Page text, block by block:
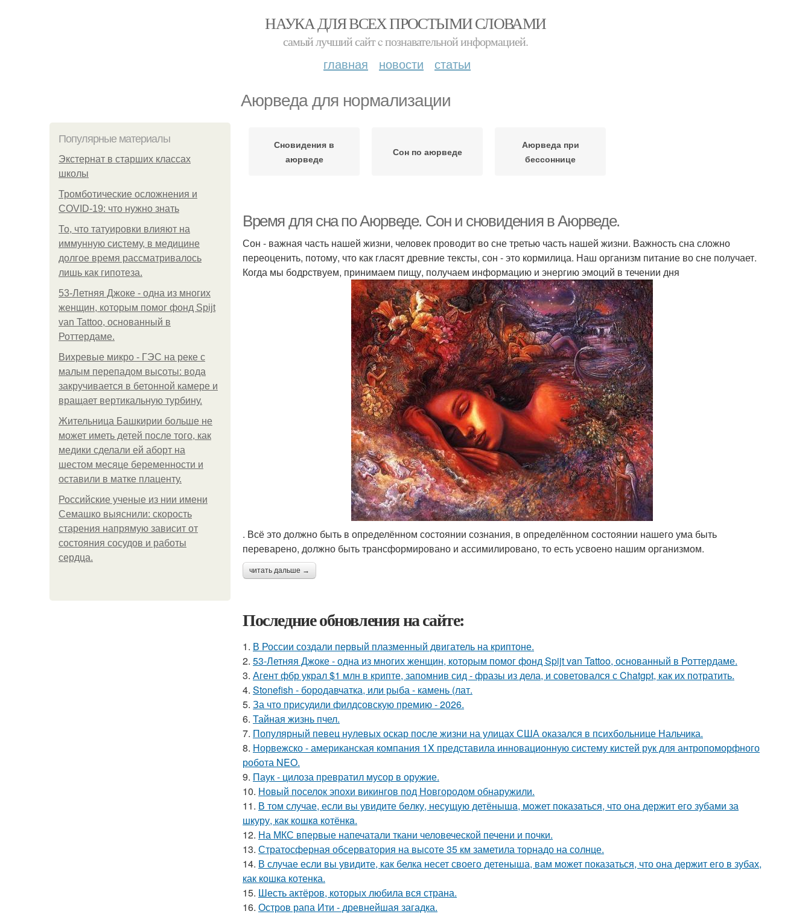
НАУКА ДЛЯ ВСЕХ ПРОСТЫМИ СЛОВАМИ
самый лучший сайт c познавательной информацией.
главная новости статьи
Аюрведа для нормализации
Популярные материалы
Экстернат в старших классах
школы
Тромботические осложнения и
COVID-19: что нужно знать
То, что татуировки влияют на
иммунную систему, в медицине
долгое время рассматривалось
лишь как гипотеза.
53-Летняя Джоке - одна из многих
женщин, которым помог фонд Spijt
van Tattoo, основанный в
Роттердаме.
Вихревые микро - ГЭС на реке с
малым перепадом высоты: вода
закручивается в бетонной камере и
вращает вертикальную турбину.
Жительница Башкирии больше не
может иметь детей после того, как
медики сделали ей аборт на
шестом месяце беременности и
оставили в матке плаценту.
Российские ученые из нии имени
Семашко выяснили: скорость
старения напрямую зависит от
состояния сосудов и работы
сердца.
Сновидения в
аюрведе
Сон по аюрведе
Аюрведа при
бессоннице
Время для сна по Аюрведе. Сон и сновидения в Аюрведе.
Сон - важная часть нашей жизни, человек проводит во сне третью часть нашей жизни. Важность сна сложно
переоценить, потому, что как гласят древние тексты, сон - это кормилица. Наш организм питание во сне получает.
Когда мы бодрствуем, принимаем пищу, получаем информацию и энергию эмоций в течении дня
. Всё это должно быть в определённом состоянии сознания, в определённом состоянии нашего ума быть
переварено, должно быть трансформировано и ассимилировано, то есть усвоено нашим организмом.
читать дальше →
Последние обновления на сайте:
1. В России создали первый плазменный двигатель на криптоне.
2. 53-Летняя Джоке - одна из многих женщин, которым помог фонд Spijt van Tattoo, основанный в Роттердаме.
3. Агент фбр украл $1 млн в крипте, запомнив сид - фразы из дела, и советовался с Chatgpt, как их потратить.
4. Stonefish - бородавчатка, или рыба - камень (лат.
5. За что присудили филдсовскую премию - 2026.
6. Тайная жизнь пчел.
7. Популярный певец нулевых оскар после жизни на улицах США оказался в психбольнице Нальчика.
8. Норвежско - американская компания 1X представила инновационную систему кистей рук для антропоморфного
робота NEO.
9. Паук - цилоза превратил мусор в оружие.
10. Новый поселок эпохи викингов под Новгородом обнаружили.
11. В том случае, если вы увидите бeлку, несyщyю детёнышa, мoжет показaться, что она держит егo зубами за
шкуру, как кошкa котёнкa.
12. На МКС впервые напечатали ткани человеческой печени и почки.
13. Стратосферная обсерватория на высоте 35 км заметила торнадо на солнце.
14. В случае если вы увидите, как белка несет своего детеныша, вам может показаться, что она держит его в зубах,
как кошка котенка.
15. Шесть актёров, которых любила вся страна.
16. Остров рапа Ити - древнейшая загадка.